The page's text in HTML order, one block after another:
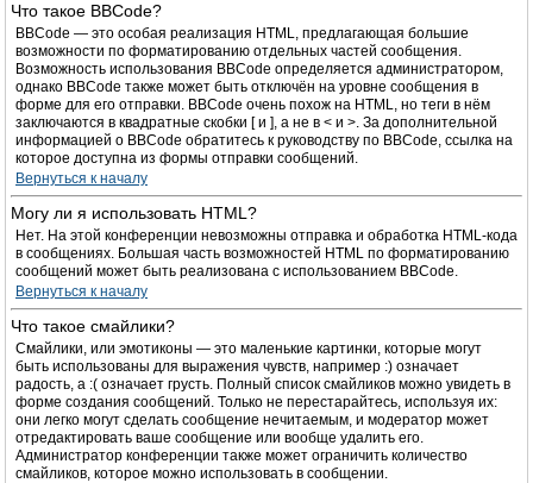
Что такое BBCode?
BBCode — это особая реализация HTML, предлагающая большие
возможности по форматированию отдельных частей сообщения.
Возможность использования BBCode определяется администратором,
однако BBCode также может быть отключён на уровне сообщения в
форме для его отправки. BBCode очень похож на HTML, но теги в нём
заключаются в квадратные скобки [ и ], а не в < и >. За дополнительной
информацией о BBCode обратитесь к руководству по BBCode, ссылка на
которое доступна из формы отправки сообщений.
Вернуться к началу
Могу ли я использовать HTML?
Нет. На этой конференции невозможны отправка и обработка HTML-кода
в сообщениях. Большая часть возможностей HTML по форматированию
сообщений может быть реализована с использованием BBCode.
Вернуться к началу
Что такое смайлики?
Смайлики, или эмотиконы — это маленькие картинки, которые могут
быть использованы для выражения чувств, например :) означает
радость, а :( означает грусть. Полный список смайликов можно увидеть в
форме создания сообщений. Только не перестарайтесь, используя их:
они легко могут сделать сообщение нечитаемым, и модератор может
отредактировать ваше сообщение или вообще удалить его.
Администратор конференции также может ограничить количество
смайликов, которое можно использовать в сообщении.